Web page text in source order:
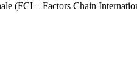
(FCI – Factors Chain